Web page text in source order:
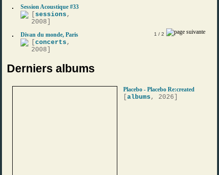
Session Acoustique #33
sessions ,
2008]
Divan du monde, Paris
[concerts ,
2008]
1 / 2
Derniers albums
Placebo - Placebo Re:created
[albums , 2026]